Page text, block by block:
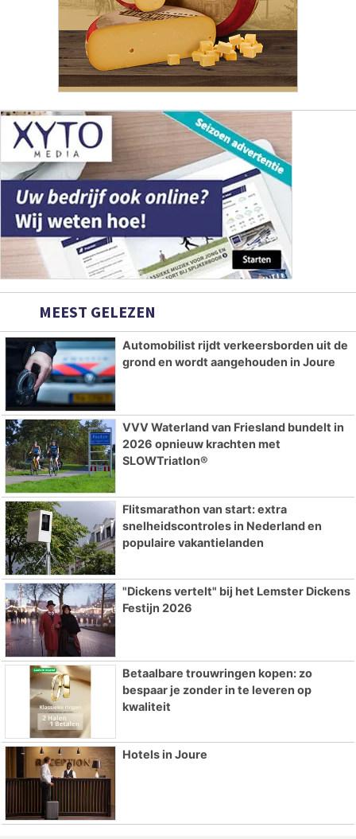
MEEST GELEZEN
Automobilist rijdt verkeersborden uit de
grond en wordt aangehouden in Joure
VVV Waterland van Friesland bundelt in
2026 opnieuw krachten met
SLOWTriatlon®
Flitsmarathon van start: extra
snelheidscontroles in Nederland en
populaire vakantielanden
"Dickens vertelt" bij het Lemster Dickens
Festijn 2026
Betaalbare trouwringen kopen: zo
bespaar je zonder in te leveren op
kwaliteit
Hotels in Joure